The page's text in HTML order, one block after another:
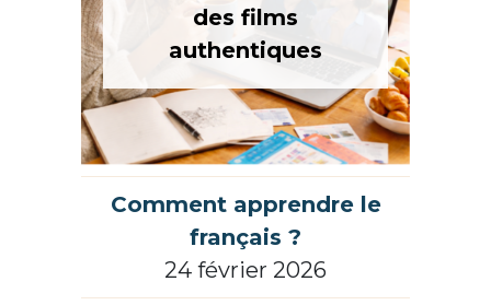
des films
authentiques
Comment apprendre le
français ?
24 février 2026